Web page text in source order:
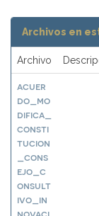
Archivos en
Archivo
acuer
do_mo
difica_
consti
tucion
_cons
ejo_c
onsult
ivo_in
novaci